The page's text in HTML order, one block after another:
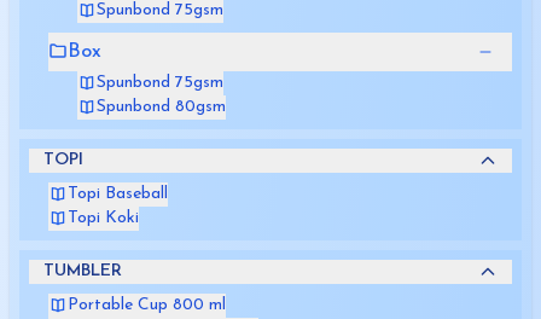
Spunbond 75gsm
Box
Spunbond 75gsm
Spunbond 80gsm
TOPI
Topi Baseball
Topi Koki
TUMBLER
Portable Cup 800 ml